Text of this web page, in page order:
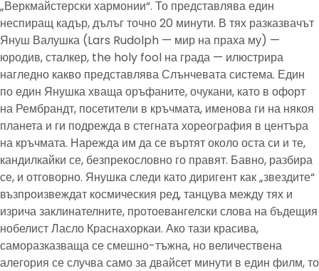
„Веркмайстерски хармонии“. То представлява един
неспиращ кадър, дълъг точно 20 минути. В тях разказвачът
Януш Валушка (Lars Rudolph — мир на праха му) —
юродив, сталкер, the holy fool на града — илюстрира
нагледно какво представлява Слънчевата система. Един
по един Янушка хваща оръфаните, очукани, като в офорт
на Рембрандт, посетители в кръчмата, именова ги на някоя
планета и ги подрежда в стегната хореография в центъра
на кръчмата. Нарежда им да се въртят около оста си и те,
кандилкайки се, безпрекословно го правят. Бавно, разбира
се, и отговорно. Янушка следи като диригент как „звездите“
възпроизвеждат космическия ред, танцува между тях и
изрича заклинателните, протоевангелски слова на бъдещия
нобелист Ласло Краснахоркаи. Ако тази красива,
саморазказваща се смешно-тъжна, но величествена
алегория се случва само за двайсет минути в един филм, то